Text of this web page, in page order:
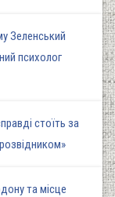
Зеленський
психолог
стоїть за
та місце